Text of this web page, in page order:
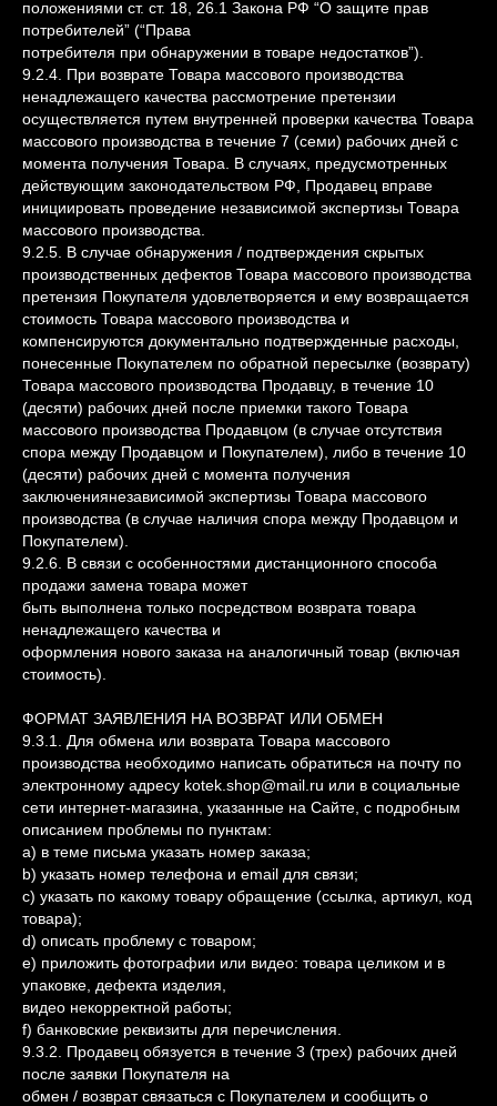
положениями ст. ст. 18, 26.1 Закона РФ “О защите прав
потребителей” (“Права
потребителя при обнаружении в товаре недостатков”).
9.2.4. При возврате Товара массового производства
ненадлежащего качества рассмотрение претензии
осуществляется путем внутренней проверки качества Товара
массового производства в течение 7 (семи) рабочих дней с
момента получения Товара. В случаях, предусмотренных
действующим законодательством РФ, Продавец вправе
инициировать проведение независимой экспертизы Товара
массового производства.
9.2.5. В случае обнаружения / подтверждения скрытых
производственных дефектов Товара массового производства
претензия Покупателя удовлетворяется и ему возвращается
стоимость Товара массового производства и
компенсируются документально подтвержденные расходы,
понесенные Покупателем по обратной пересылке (возврату)
Товара массового производства Продавцу, в течение 10
(десяти) рабочих дней после приемки такого Товара
массового производства Продавцом (в случае отсутствия
спора между Продавцом и Покупателем), либо в течение 10
(десяти) рабочих дней с момента получения
заключениянезависимой экспертизы Товара массового
производства (в случае наличия спора между Продавцом и
Покупателем).
9.2.6. В связи с особенностями дистанционного способа
продажи замена товара может
быть выполнена только посредством возврата товара
ненадлежащего качества и
оформления нового заказа на аналогичный товар (включая
стоимость).
ФОРМАТ ЗАЯВЛЕНИЯ НА ВОЗВРАТ ИЛИ ОБМЕН
9.3.1. Для обмена или возврата Товара массового
производства необходимо написать обратиться на почту по
электронному адресу kotek.shop@mail.ru или в социальные
сети интернет-магазина, указанные на Сайте, с подробным
описанием проблемы по пунктам:
a) в теме письма указать номер заказа;
b) указать номер телефона и email для связи;
c) указать по какому товару обращение (ссылка, артикул, код
товара);
d) описать проблему с товаром;
e) приложить фотографии или видео: товара целиком и в
упаковке, дефекта изделия,
видео некорректной работы;
f) банковские реквизиты для перечисления.
9.3.2. Продавец обязуется в течение 3 (трех) рабочих дней
после заявки Покупателя на
обмен / возврат связаться с Покупателем и сообщить о